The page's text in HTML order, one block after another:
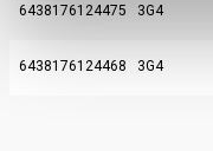
6438176124475 3G4
6438176124468 3G4